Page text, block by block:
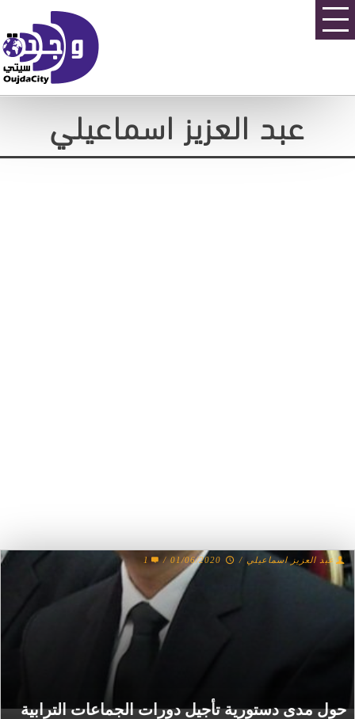
عبد العزيز اسماعيلي
حول مدى دستورية تأجيل دورات الجماعات الترابية
عبد العزيز اسماعيلي /
01/06/2020
/
1